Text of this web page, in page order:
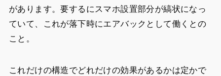
があります。要するにスマホ設置部分が縞状になっ
ていて、これが落下時にエアバックとして働くとの
こと。
これだけの構造でどれだけの効果があるかは定かで